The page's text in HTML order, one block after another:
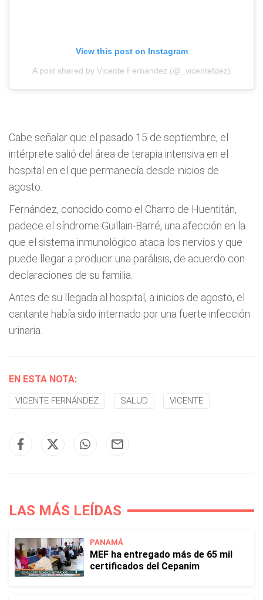
View this post on Instagram
A post shared by Vicente Fernandez (@_vicentefdez)
Cabe señalar que el pasado 15 de septiembre, el
intérprete salió del área de terapia intensiva en el
hospital en el que permanecía desde inicios de
agosto.
Fernández, conocido como el Charro de Huentitán,
padece el síndrome Guillain-Barré, una afección en la
que el sistema inmunológico ataca los nervios y que
puede llegar a producir una parálisis, de acuerdo con
declaraciones de su familia.
Antes de su llegada al hospital, a inicios de agosto, el
cantante había sido internado por una fuerte infección
urinaria.
EN ESTA NOTA:
VICENTE FERNÁNDEZ SALUD VICENTE
LAS MÁS LEÍDAS
PANAMÁ
MEF ha entregado más de 65 mil
certificados del Cepanim